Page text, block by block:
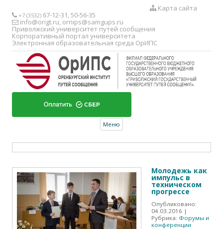
Карта сайта
+7 (3532) 67-12-31, 50-56-35
info@origt.ru, ornips@samgups.ru
Приволжский университет путей сообщения
Корпоративный портал университета
Электронная образовательная среда ОрИПС
Меню
Молодежь как
импульс в
техническом
прогрессе
Опубликовано:
04.03.2016 |
Рубрика: Форумы и
конференции